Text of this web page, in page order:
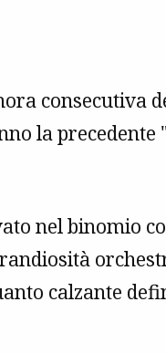
consecutiva
la precedente "
nel binomio
calzante